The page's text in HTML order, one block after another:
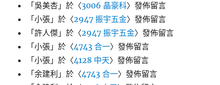
「吳美杏 」於〈3006 晶豪科〉發佈留言
「小張 」於〈2947 振宇五金〉發佈留言
「許人傑 」於〈2947 振宇五金〉發佈留言
「小張 」於〈4743 合一〉發佈留言
「小張 」於〈4128 中天〉發佈留言
「余建利 」於〈4743 合一〉發佈留言